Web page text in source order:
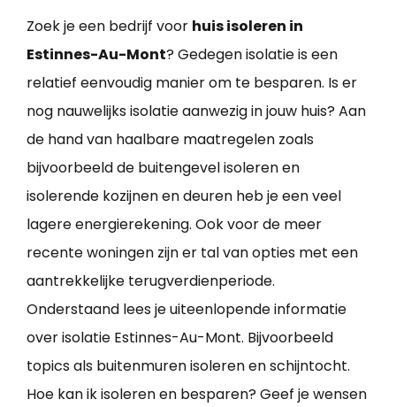
Zoek je een bedrijf voor huis isoleren in
Estinnes-Au-Mont? Gedegen isolatie is een
relatief eenvoudig manier om te besparen. Is er
nog nauwelijks isolatie aanwezig in jouw huis? Aan
de hand van haalbare maatregelen zoals
bijvoorbeeld de buitengevel isoleren en
isolerende kozijnen en deuren heb je een veel
lagere energierekening. Ook voor de meer
recente woningen zijn er tal van opties met een
aantrekkelijke terugverdienperiode.
Onderstaand lees je uiteenlopende informatie
over isolatie Estinnes-Au-Mont. Bijvoorbeeld
topics als buitenmuren isoleren en schijntocht.
Hoe kan ik isoleren en besparen? Geef je wensen